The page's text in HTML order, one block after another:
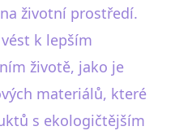
životní prostředí.
k lepším
životě, jako je
materiálů, které
s ekologičtějším